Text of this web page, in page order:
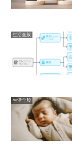
生活全般
生活全般